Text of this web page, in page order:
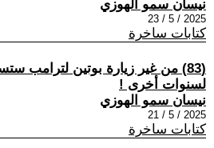
نيسان سمو الهوزي
2025 / 5 / 23
كتابات ساخرة
(83) من غير زيارة بوتين لترامب
لسنوات أخرى !
نيسان سمو الهوزي
2025 / 5 / 21
كتابات ساخرة